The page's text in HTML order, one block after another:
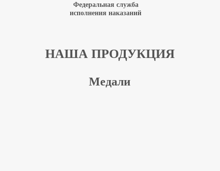
Федеральная служба
исполнения наказаний
НАША ПРОДУКЦИЯ
Медали